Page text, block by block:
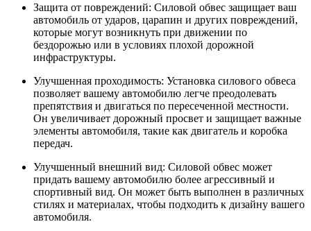
Защита от повреждений: Силовой обвес защищает ваш
автомобиль от ударов, царапин и других повреждений,
которые могут возникнуть при движении по
бездорожью или в условиях плохой дорожной
инфраструктуры.
Улучшенная проходимость: Установка силового обвеса
позволяет вашему автомобилю легче преодолевать
препятствия и двигаться по пересеченной местности.
Он увеличивает дорожный просвет и защищает важные
элементы автомобиля, такие как двигатель и коробка
передач.
Улучшенный внешний вид: Силовой обвес может
придать вашему автомобилю более агрессивный и
спортивный вид. Он может быть выполнен в различных
стилях и материалах, чтобы подходить к дизайну вашего
автомобиля.